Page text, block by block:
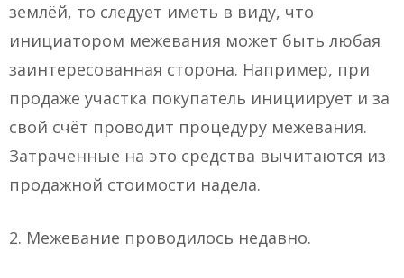
землёй, то следует иметь в виду, что
инициатором межевания может быть любая
заинтересованная сторона. Например, при
продаже участка покупатель инициирует и за
свой счёт проводит процедуру межевания.
Затраченные на это средства вычитаются из
продажной стоимости надела.
2. Межевание проводилось недавно.